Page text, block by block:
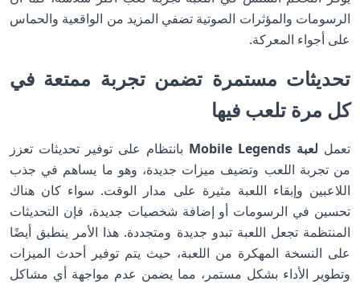
الرسومات والمؤثرات الصوتية تضفي المزيد من الواقعية والحماس
على أجواء المعركة.
تحديثات مستمرة تضمن تجربة ممتعة في
كل مرة تلعب فيها
تعمل لعبة Mobile Legends
بانتظام على توفير تحديثات تعزز
من تجربة اللعب وتضيف ميزات جديدة، وهو ما يساهم في جذب
اللاعبين وإبقاء اللعبة مثيرة على مدار الوقت. سواء كان هناك
تحسين في الرسومات أو إضافة شخصيات جديدة، فإن التحديثات
المنتظمة تجعل اللعبة تبدو جديدة ومتجددة. هذا الأمر ينطبق أيضًا
على النسخة المهكرة من اللعبة، حيث يتم توفير أحدث الميزات
وتطوير الأداء بشكل مستمر، مما يضمن عدم مواجهة أي مشاكل